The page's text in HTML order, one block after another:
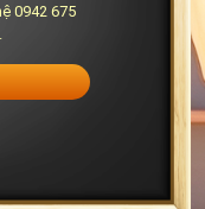
0942 675